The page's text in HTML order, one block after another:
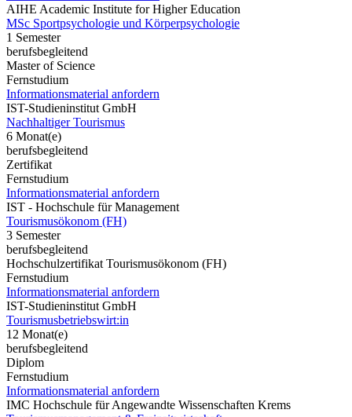
AIHE Academic Institute for Higher Education
MSc Sportpsychologie und Körperpsychologie
1 Semester
berufsbegleitend
Master of Science
Fernstudium
Informationsmaterial anfordern
IST-Studieninstitut GmbH
Nachhaltiger Tourismus
6 Monat(e)
berufsbegleitend
Zertifikat
Fernstudium
Informationsmaterial anfordern
IST - Hochschule für Management
Tourismusökonom (FH)
3 Semester
berufsbegleitend
Hochschulzertifikat Tourismusökonom (FH)
Fernstudium
Informationsmaterial anfordern
IST-Studieninstitut GmbH
Tourismusbetriebswirt:in
12 Monat(e)
berufsbegleitend
Diplom
Fernstudium
Informationsmaterial anfordern
IMC Hochschule für Angewandte Wissenschaften Krems